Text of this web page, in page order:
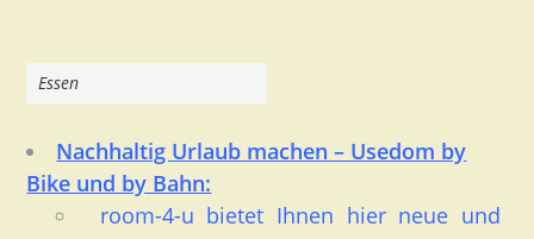
Essen
Nachhaltig Urlaub machen – Usedom by
Bike und by Bahn:
room-4-u bietet Ihnen hier neue und